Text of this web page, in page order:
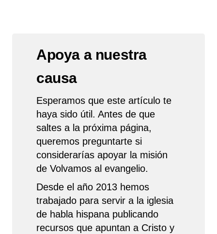
Apoya a nuestra
causa
Esperamos que este artículo te
haya sido útil. Antes de que
saltes a la próxima página,
queremos preguntarte si
considerarías apoyar la misión
de Volvamos al evangelio.
Desde el año 2013 hemos
trabajado para servir a la iglesia
de habla hispana publicando
recursos que apuntan a Cristo y